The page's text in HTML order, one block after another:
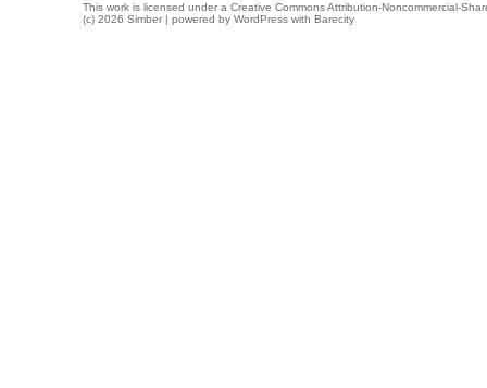
This work is licensed under a Creative Commons Attribution-Noncommercial-
(c) 2026 Simber | powered by WordPress with Barecity